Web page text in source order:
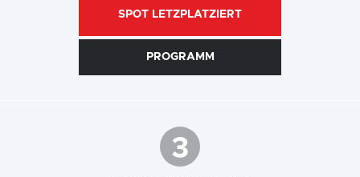
SPOT LETZPLATZIERT
PROGRAMM
3